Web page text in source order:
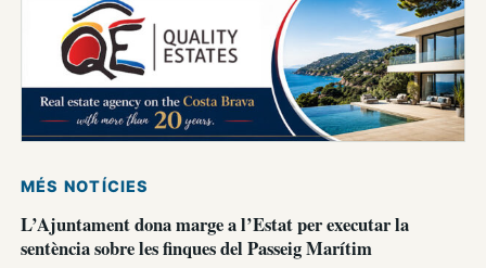
MÉS NOTÍCIES
L’Ajuntament dona marge a l’Estat per executar la
sentència sobre les finques del Passeig Marítim